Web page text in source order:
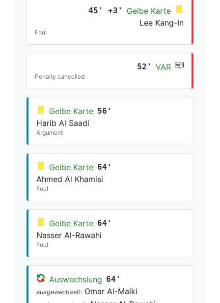
45' +3'
Gelbe Karte
Lee Kang-In
Foul
52' VAR
Penalty cancelled
Gelbe Karte 56'
Harib Al Saadi
Argument
Gelbe Karte 64'
Ahmed Al Khamisi
Foul
Gelbe Karte 64'
Nasser Al-Rawahi
Foul
Auswechslung 64'
ausgewechselt: Omar Al-Malki